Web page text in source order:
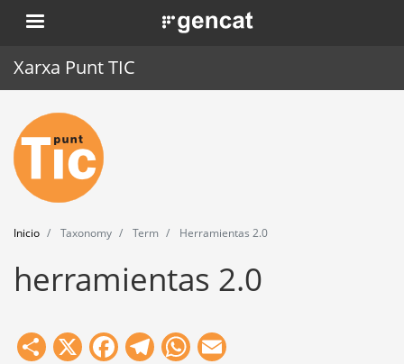
Pasar
al
. Obre en una nova finestra.
Xarxa Punt TIC
Inicio
Punt TIC
Actualidad
Agenda
Formación
Herramientas
Inicio Taxonomy Term Herramientas 2.0
herramientas 2.0
Share
X Facebook
Telegram
WhatsApp